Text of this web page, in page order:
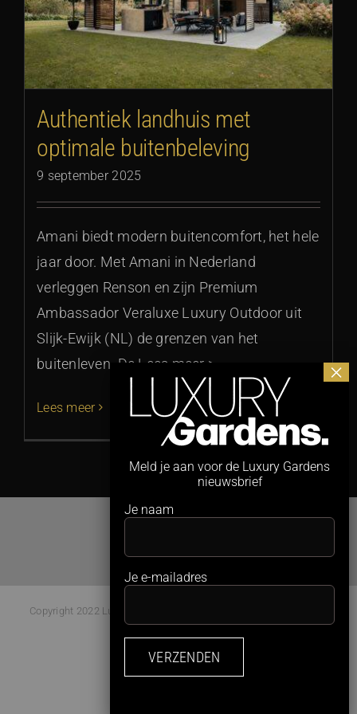
Authentiek landhuis met
optimale buitenbeleving
9 september 2025
Amani biedt modern buitencomfort, het hele
jaar door. Met Amani in Nederland
verleggen Renson en zijn Premium
Ambassador Veraluxe Luxury Outdoor uit
Slijk-Ewijk (NL) de grenzen van het
buitenleven. De Lees meer >
Lees meer
Copyright 2022 Luxury Gardens Magazine | All Rights Reserved |
Webdesign:Studio Kaboem!
Facebook
Instagram
Meld je aan voor de Luxury Gardens
nieuwsbrief
Je naam
Je e-mailadres